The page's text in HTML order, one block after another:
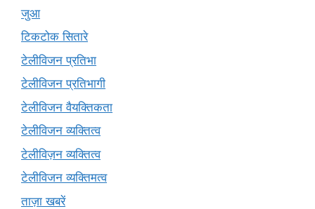
जुआ
टिकटोक सितारे
टेलीविजन प्रतिभा
टेलीविजन प्रतिभागी
टेलीविजन वैयक्तिकता
टेलीविजन व्यक्तित्व
टेलीविज़न व्यक्तित्व
टेलीविजन व्यक्तिमत्व
ताज़ा खबरें